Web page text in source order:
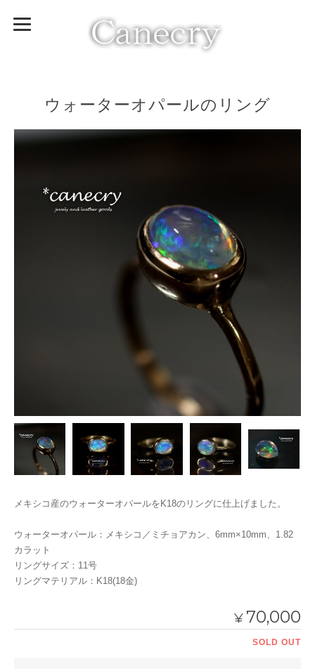
ウォーターオパールのリング
メキシコ産のウォーターオパールをK18のリングに仕上げました。
ウォーターオパール：メキシコ／ミチョアカン、6mm×10mm、1.82
カラット
リングサイズ：11号
リングマテリアル：K18(18金)
¥ 70,000
SOLD OUT